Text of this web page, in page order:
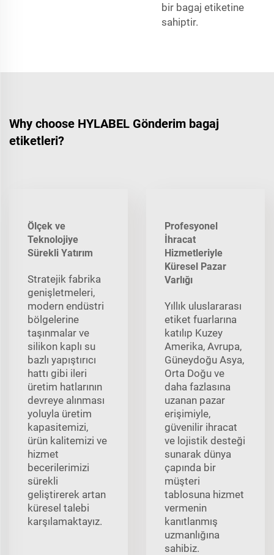
bir bagaj etiketine
sahiptir.
Why choose HYLABEL Gönderim bagaj
etiketleri?
Ölçek ve
Teknolojiye
Sürekli Yatırım
Stratejik fabrika
genişletmeleri,
modern endüstri
bölgelerine
taşınmalar ve
silikon kaplı su
bazlı yapıştırıcı
hattı gibi ileri
üretim hatlarının
devreye alınması
yoluyla üretim
kapasitemizi,
ürün kalitemizi ve
hizmet
becerilerimizi
sürekli
geliştirerek artan
küresel talebi
karşılamaktayız.
Profesyonel
İhracat
Hizmetleriyle
Küresel Pazar
Varlığı
Yıllık uluslararası
etiket fuarlarına
katılıp Kuzey
Amerika, Avrupa,
Güneydoğu Asya,
Orta Doğu ve
daha fazlasına
uzanan pazar
erişimiyle,
güvenilir ihracat
ve lojistik desteği
sunarak dünya
çapında bir
müşteri
tablosuna hizmet
vermenin
kanıtlanmış
uzmanlığına
sahibiz.